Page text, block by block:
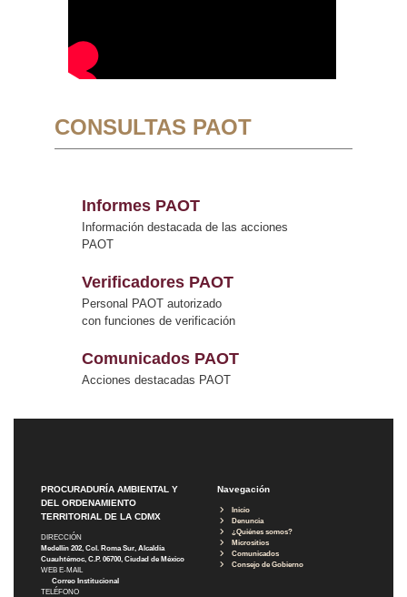
CONSULTAS PAOT
Informes PAOT
Información destacada de las acciones
PAOT
Verificadores PAOT
Personal PAOT autorizado
con funciones de verificación
Comunicados PAOT
Acciones destacadas PAOT
PROCURADURÍA AMBIENTAL Y
DEL ORDENAMIENTO
TERRITORIAL DE LA CDMX
DIRECCIÓN
Medellín 202, Col. Roma Sur, Alcaldía
Cuauhtémoc, C.P. 06700, Ciudad de México
WEB E-MAIL
Correo Institucional
TELÉFONO
Navegación
Inicio
Denuncia
¿Quiénes somos?
Micrositios
Comunicados
Consejo de Gobierno